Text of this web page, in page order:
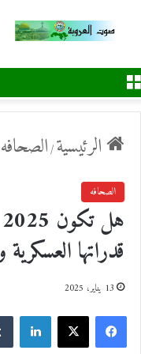
الرئيسية/الصحافه
الصحافه
قدراتها العسكرية
13 يناير، 2025